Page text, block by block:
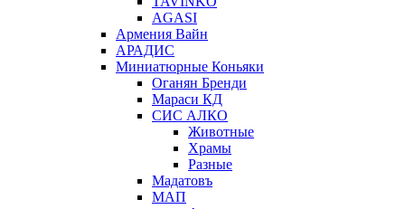
AGASI
Армения Вайн
АРАДИС
Миниатюрные Коньяки
Оганян Бренди
Мараси КД
СИС АЛКО
Животные
Храмы
Разные
Мадатовъ
МАП